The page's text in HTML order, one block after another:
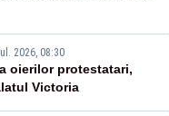
2026, 08:30
oierilor protestatari,
Victoria